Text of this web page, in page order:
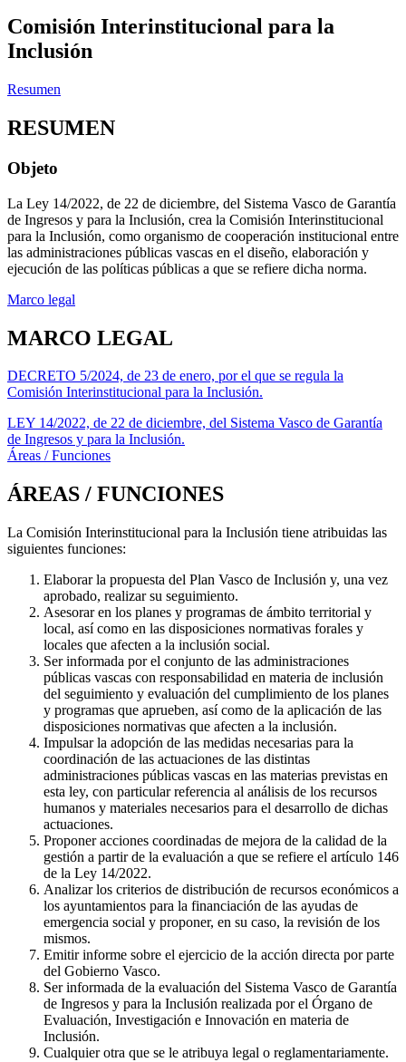
Comisión Interinstitucional para la
Inclusión
Resumen
RESUMEN
Objeto
La Ley 14/2022, de 22 de diciembre, del Sistema Vasco de Garantía
de Ingresos y para la Inclusión, crea la Comisión Interinstitucional
para la Inclusión, como organismo de cooperación institucional entre
las administraciones públicas vascas en el diseño, elaboración y
ejecución de las políticas públicas a que se refiere dicha norma.
Marco legal
MARCO LEGAL
DECRETO 5/2024, de 23 de enero, por el que se regula la
Comisión Interinstitucional para la Inclusión.
LEY 14/2022, de 22 de diciembre, del Sistema Vasco de Garantía
de Ingresos y para la Inclusión.
Áreas / Funciones
ÁREAS / FUNCIONES
La Comisión Interinstitucional para la Inclusión tiene atribuidas las
siguientes funciones:
Elaborar la propuesta del Plan Vasco de Inclusión y, una vez
aprobado, realizar su seguimiento.
Asesorar en los planes y programas de ámbito territorial y
local, así como en las disposiciones normativas forales y
locales que afecten a la inclusión social.
Ser informada por el conjunto de las administraciones
públicas vascas con responsabilidad en materia de inclusión
del seguimiento y evaluación del cumplimiento de los planes
y programas que aprueben, así como de la aplicación de las
disposiciones normativas que afecten a la inclusión.
Impulsar la adopción de las medidas necesarias para la
coordinación de las actuaciones de las distintas
administraciones públicas vascas en las materias previstas en
esta ley, con particular referencia al análisis de los recursos
humanos y materiales necesarios para el desarrollo de dichas
actuaciones.
Proponer acciones coordinadas de mejora de la calidad de la
gestión a partir de la evaluación a que se refiere el artículo 146
de la Ley 14/2022.
Analizar los criterios de distribución de recursos económicos a
los ayuntamientos para la financiación de las ayudas de
emergencia social y proponer, en su caso, la revisión de los
mismos.
Emitir informe sobre el ejercicio de la acción directa por parte
del Gobierno Vasco.
Ser informada de la evaluación del Sistema Vasco de Garantía
de Ingresos y para la Inclusión realizada por el Órgano de
Evaluación, Investigación e Innovación en materia de
Inclusión.
Cualquier otra que se le atribuya legal o reglamentariamente.